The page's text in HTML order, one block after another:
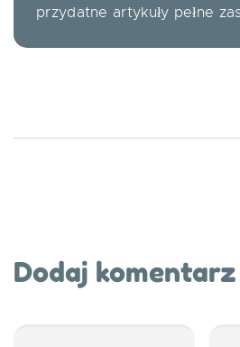
przydatne artykuły pełne
Dodaj komentarz